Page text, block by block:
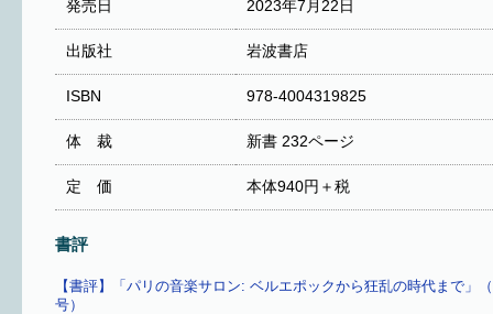
発売日 2023年7月22日
出版社 岩波書店
ISBN 978-4004319825
体 裁 新書‎ 232ページ
定 価 本体940円＋税
書評
【書評】「パリの音楽サロン: ベルエポックから狂乱の時代まで」
号）